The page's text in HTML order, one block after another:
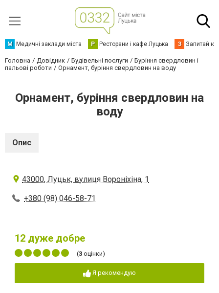
М Медичні заклади міста Р Ресторани і кафе Луцька З Запитай
Головна Довідник Будівельні послуги
Буріння свердловин і
пальові роботи
Орнамент, буріння свердловин на воду
Орнамент, буріння свердловин на
воду
Опис
43000, Луцьк, вулиця Вороніхіна, 1
+380 (98) 046-58-71
12 дуже добре
(3 оцінки)
Я рекомендую